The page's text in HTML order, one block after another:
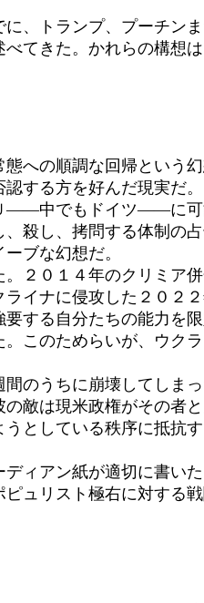
、トランプ、プーチンま
てきた。かれらの構想は
への順調な回帰という幻
する方を好んだ現実だ。
――中でもドイツ――に可
殺し、拷問する体制の占
ブな幻想だ。
２０１４年のクリミア併
ナに侵攻した２０２２
する自分たちの能力を限
のためらいが、ウクラ
のうちに崩壊してしまっ
敵は現米政権がその者と
としている秩序に抵抗す
ィアン紙が適切に書いた
ュリスト極右に対する戦